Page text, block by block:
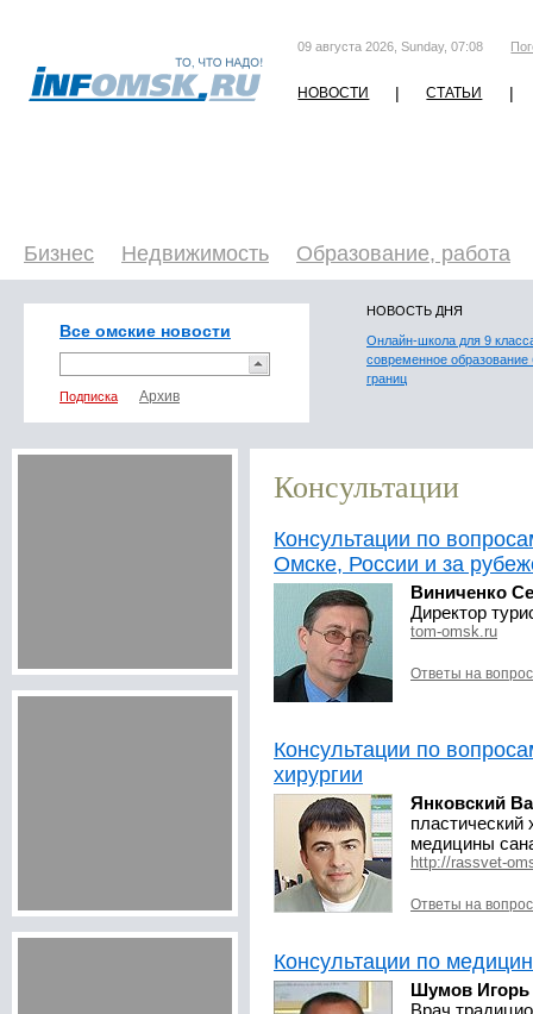
09 августа 2026, Sunday, 07:08
НОВОСТИ | СТАТЬИ |
Бизнес Недвижимость Образование, работа
Все омские новости
Подписка
НОВОСТЬ ДНЯ
Онлайн-школа для 9
современное образование
границ
Консультации
Консультации по
Омске, России и за
Виниченко
Директор
tom-omsk.ru
Ответы на
Консультации по
хирургии
Янковский
пластический
медицины
http://rassvet-
Ответы на
Консультации по
Шумов